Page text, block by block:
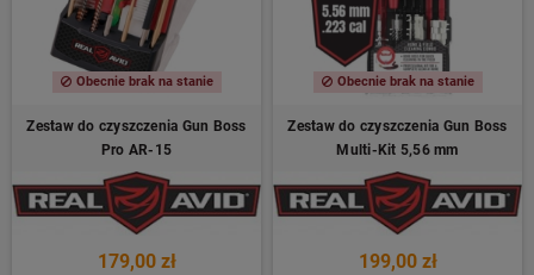
Obecnie brak na stanie
Zestaw do czyszczenia Gun Boss
Pro AR-15
179,00 zł
Obecnie brak na stanie
Zestaw do czyszczenia Gun Boss
Multi-Kit 5,56 mm
199,00 zł